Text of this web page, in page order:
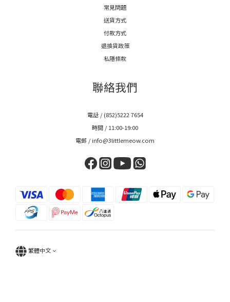
常見問題
送貨方式
付款方式
退換貨政策
私隱條款
聯絡我們
電話 / (852)5222 7654
時間 / 11:00-19:00
電郵 / info@3littlemeow.com
繁體中文